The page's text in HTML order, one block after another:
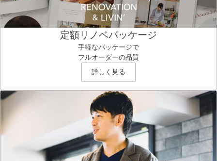
定額リノベパッケージ
手軽なパッケージで
フルオーダーの品質
詳しく見る